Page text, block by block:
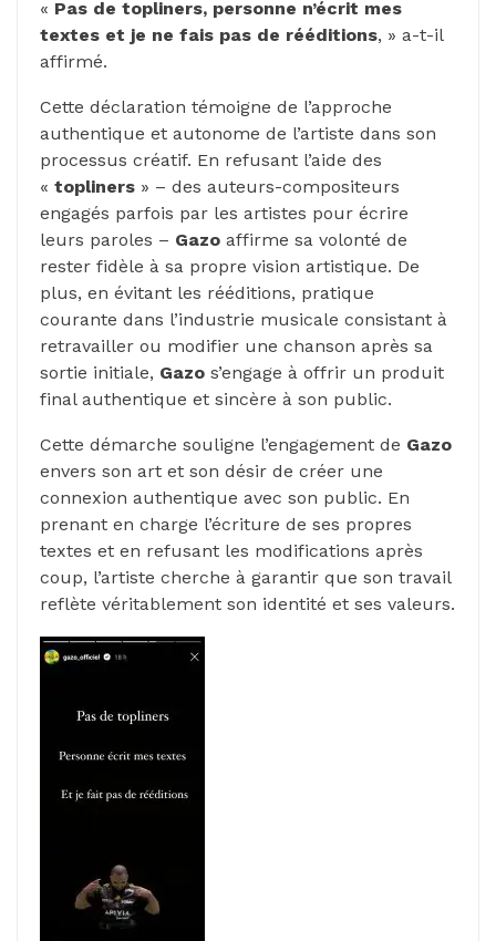
« Pas de topliners, personne n’écrit mes
textes et je ne fais pas de rééditions, » a-t-il
affirmé.
Cette déclaration témoigne de l’approche
authentique et autonome de l’artiste dans son
processus créatif. En refusant l’aide des
« topliners » – des auteurs-compositeurs
engagés parfois par les artistes pour écrire
leurs paroles – Gazo affirme sa volonté de
rester fidèle à sa propre vision artistique. De
plus, en évitant les rééditions, pratique
courante dans l’industrie musicale consistant à
retravailler ou modifier une chanson après sa
sortie initiale, Gazo s’engage à offrir un produit
final authentique et sincère à son public.
Cette démarche souligne l’engagement de Gazo
envers son art et son désir de créer une
connexion authentique avec son public. En
prenant en charge l’écriture de ses propres
textes et en refusant les modifications après
coup, l’artiste cherche à garantir que son travail
reflète véritablement son identité et ses valeurs.